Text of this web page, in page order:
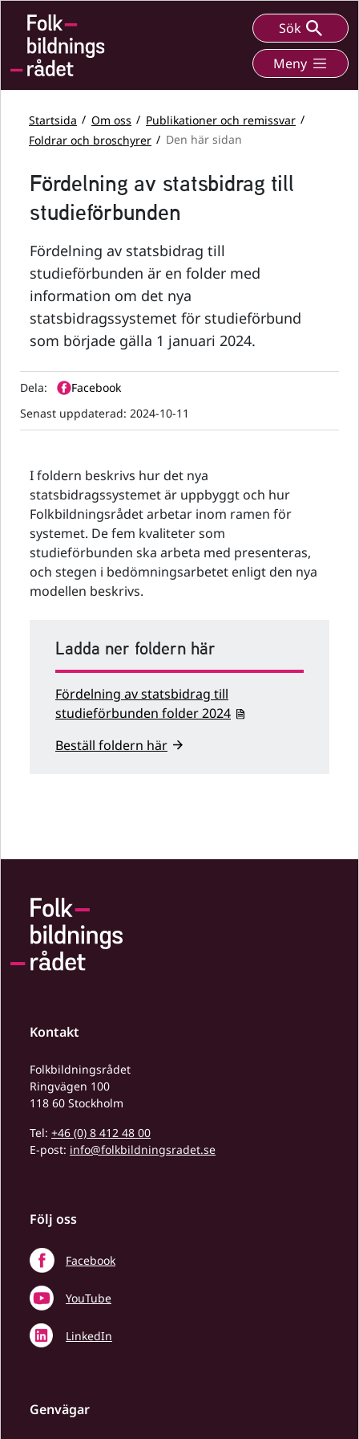
Sök
Meny
Startsida Om oss
Publikationer och remissvar
Foldrar och broschyrer
Den här sidan
Fördelning av statsbidrag till
studieförbunden
Fördelning av statsbidrag till
studieförbunden är en folder med
information om det nya
statsbidragssystemet för studieförbund
som började gälla 1 januari 2024.
Dela:
Facebook
Senast uppdaterad: 2024-10-11
I foldern beskrivs hur det nya
statsbidragssystemet är uppbyggt och hur
Folkbildningsrådet arbetar inom ramen för
systemet. De fem kvaliteter som
studieförbunden ska arbeta med presenteras,
och stegen i bedömningsarbetet enligt den nya
modellen beskrivs.
Ladda ner foldern här
Fördelning av statsbidrag till
studieförbunden folder 2024
Beställ foldern här
Kontakt
Folkbildningsrådet
Ringvägen 100
118 60 Stockholm
Tel: +46 (0) 8 412 48 00
E-post: info@folkbildningsradet.se
Följ oss
Facebook
YouTube
LinkedIn
Genvägar